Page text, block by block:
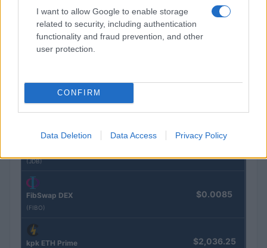
I want to allow Google to enable storage
related to security, including authentication
functionality and fraud prevention, and other
user protection.
CONFIRM
Data Deletion Data Access Privacy Policy
Kinza Babylon Staked BTC
(KBTC)
$83,270.00
Epoch Island
Stride Staked Injective
(STINJ)
(JDB)
FibSwap DEX
(FIBO)
$0.0085
kpk ETH Prime $2,036.25